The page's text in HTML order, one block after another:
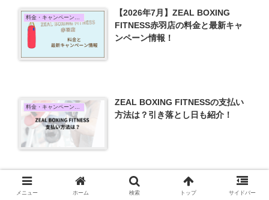
料金・キャンペーン情報
【2026年7月】ZEAL BOXING
FITNESS赤羽店の料金と最新キャ
ンペーン情報！
ZEAL BOXING FITNESSの支払い
方法は？引き落とし日も紹介！
料金・キャンペーン情報
【2026年7月】ZEAL BOXING
メニュー ホーム 検索 トップ サイドバー